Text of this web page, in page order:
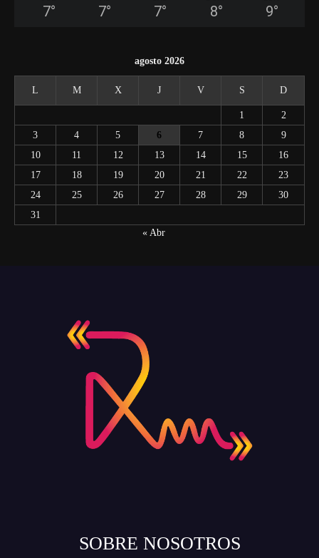
7° 7° 7° 8° 9°
agosto 2026
L M X J V S D
1
2
3
4 5 6 7 8
9
10
11 12 13 14 15
16
17
18 19 20 21 22
23
24
25 26 27 28 29
30
31
« Abr
SOBRE NOSOTROS